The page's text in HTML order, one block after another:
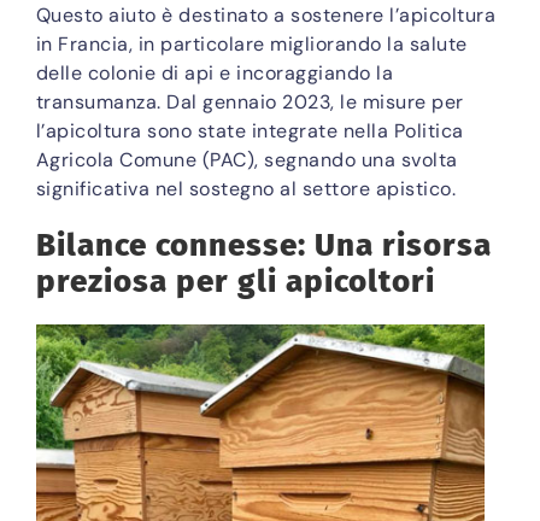
Questo aiuto è destinato a sostenere l’apicoltura
in Francia, in particolare migliorando la salute
delle colonie di api e incoraggiando la
transumanza. Dal gennaio 2023, le misure per
l’apicoltura sono state integrate nella Politica
Agricola Comune (PAC), segnando una svolta
significativa nel sostegno al settore apistico.
Bilance connesse: Una risorsa
preziosa per gli apicoltori